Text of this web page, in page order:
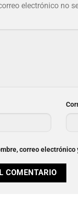
electrónico no
correo